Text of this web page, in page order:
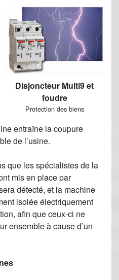
Disjoncteur Multi9 et
foudre
Protection des biens
entraîne la coupure
de l’usine.
que les spécialistes de la
mis en place par
détecté, et la machine
isolée électriquement
afin que ceux-ci ne
ensemble à cause d’un